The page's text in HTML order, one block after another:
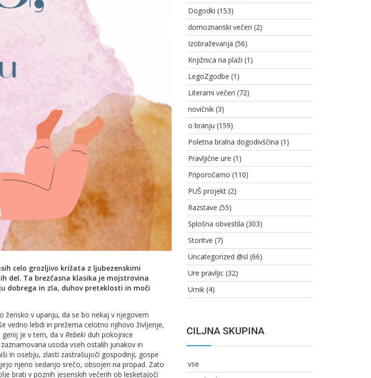
celo grozljivo križata z ljubezenskimi
del. Ta brezčasna klasika je mojstrovina
dobrega in zla, duhov preteklosti in moči
žensko v upanju, da se bo nekaj v njegovem
vedno lebdi in prežema celotno njihovo življenje,
genij je v tem, da v Rebeki duh pokojnice
usoda vseh ostalih junakov in
in osebju, zlasti zastrašujoči gospodinji, gospe
njeno sedanjo srečo, obsojen na propad. Zato
brati v poznih jesenskih večerih ob lesketajoči
Dogodki (153)
domoznanski večeri (2)
Izobraževanja (56)
Knjižnica na plaži (1)
LegoZgodbe (1)
Literarni večeri (72)
novičnik (3)
o branju (159)
Poletna bralna dogodivščina (1)
Pravljične ure (1)
Priporočamo (110)
PUŠ projekt (2)
Razstave (55)
Splošna obvestila (303)
Storitve (7)
Uncategorized @sl (66)
Ure pravljic (32)
Urnik (4)
CILJNA SKUPINA
vse